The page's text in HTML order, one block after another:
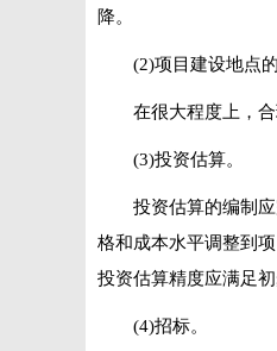
降。
(2)项目建设地点的
在很大程度上，
(3)投资估算。
投资估算的编制
格和成本水平调整到
投资估算精度应满足
(4)招标。